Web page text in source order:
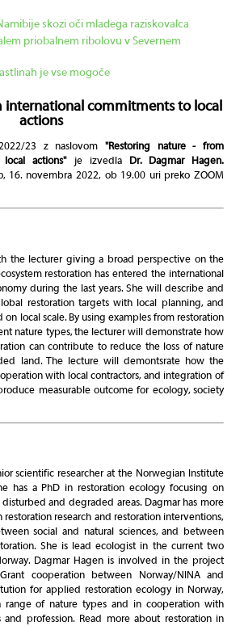
skozi oči mladega raziskovalca
priobalnem ribolovu v Severnem
je vse mogoče
international commitments to local
actions
23 z naslovom "Restoring nature - from
actions"je izvedla Dr. Dagmar Hagen.
, 16. novembra 2022, ob 19.00 uri preko ZOOM
the lecturer giving a broad perspective on the
restoration has entered the international
during the last years. She will describe and
restoration targets with local planning, and
local scale. By using examples from restoration
nature types, the lecturer will demonstrate how
can contribute to reduce the loss of nature
land. The lecture will demontsrate how the
with local contractors, and integration of
measurable outcome for ecology, society
scientific researcher at the Norwegian Institute
has a PhD in restoration ecology focusing on
and degraded areas. Dagmar has more
research and restoration interventions,
social and natural sciences, and between
She is lead ecologist in the current two
Dagmar Hagen is involved in the project
cooperation between Norway/NINA and
for applied restoration ecology in Norway,
of nature types and in cooperation with
profession. Read more about restoration in